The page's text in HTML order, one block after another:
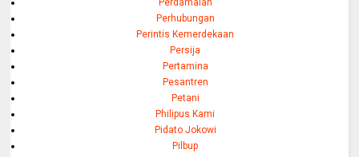
Perhubungan
Perintis Kemerdekaan
Persija
Pertamina
Pesantren
Petani
Philipus Kami
Pidato Jokowi
Pilbup